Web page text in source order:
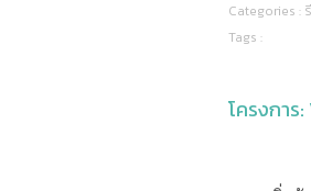
Categories :
Tags :
โครงการ